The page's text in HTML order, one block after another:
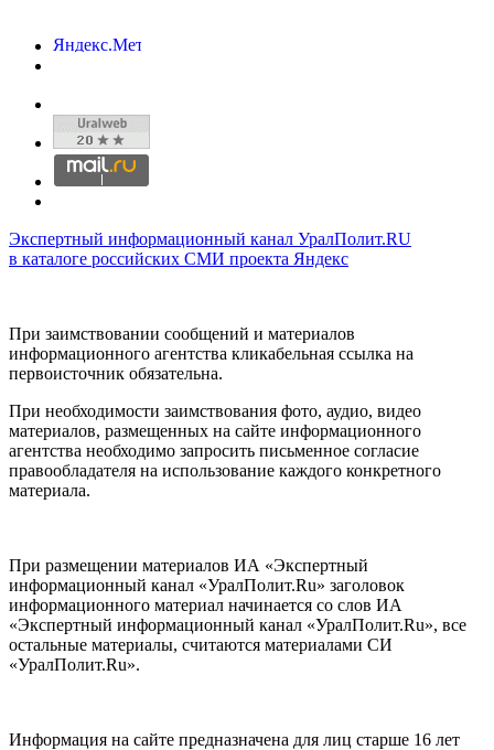
Экспертный информационный канал УралПолит.RU
в каталоге российских СМИ проекта Яндекс
При заимствовании сообщений и материалов
информационного агентства кликабельная ссылка на
первоисточник обязательна.
При необходимости заимствования фото, аудио, видео
материалов, размещенных на сайте информационного
агентства необходимо запросить письменное согласие
правообладателя на использование каждого конкретного
материала.
При размещении материалов ИА «Экспертный
информационный канал «УралПолит.Ru» заголовок
информационного материал начинается со слов ИА
«Экспертный информационный канал «УралПолит.Ru», все
остальные материалы, считаются материалами СИ
«УралПолит.Ru».
Информация на сайте предназначена для лиц старше 16 лет